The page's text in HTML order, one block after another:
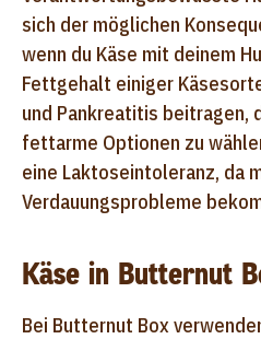
sich der möglichen
wenn du Käse mit deinem
Fettgehalt einiger
und Pankreatitis beitragen,
fettarme Optionen zu
eine Laktoseintoleranz, da
Verdauungsprobleme
Käse in Butternut
Bei Butternut Box